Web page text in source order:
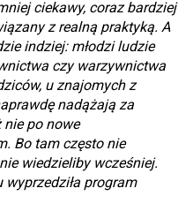
ciekawy, coraz bardziej
z realną praktyką. A
indziej: młodzi ludzie
czy warzywnictwa
u znajomych z
nadążają za
po nowe
Bo tam często nie
wiedzieliby wcześniej.
program